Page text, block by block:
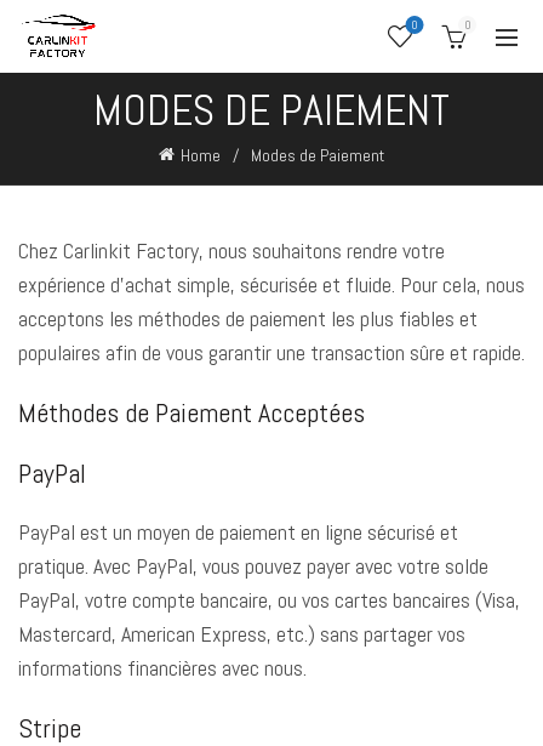
0 0
MODES DE PAIEMENT
Home Modes de Paiement
Chez Carlinkit Factory, nous souhaitons rendre votre
expérience d’achat simple, sécurisée et fluide. Pour cela, nous
acceptons les méthodes de paiement les plus fiables et
populaires afin de vous garantir une transaction sûre et rapide.
Méthodes de Paiement Acceptées
PayPal
PayPal est un moyen de paiement en ligne sécurisé et
pratique. Avec PayPal, vous pouvez payer avec votre solde
PayPal, votre compte bancaire, ou vos cartes bancaires (Visa,
Mastercard, American Express, etc.) sans partager vos
informations financières avec nous.
Stripe